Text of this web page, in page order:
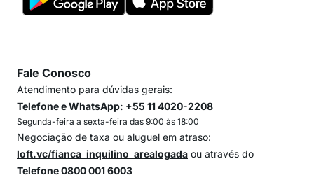
Fale Conosco
Atendimento para dúvidas gerais:
Telefone e WhatsApp: +55 11 4020-2208
Segunda-feira a sexta-feira das 9:00 às 18:00
Negociação de taxa ou aluguel em atraso:
loft.vc/fianca_inquilino_arealogada ou através do
Telefone 0800 001 6003